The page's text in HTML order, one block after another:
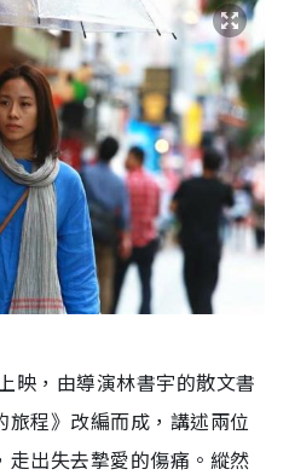
映，由導演林書宇的散文書
旅程》改編而成，講述兩位
走出失去摯愛的傷痛。縱然